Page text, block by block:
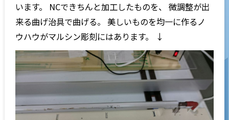
います。 NCできちんと加工したものを、 微調整が出
来る曲げ治具で曲げる。 美しいものを均一に作るノ
ウハウがマルシン彫刻にはあります。 ↓